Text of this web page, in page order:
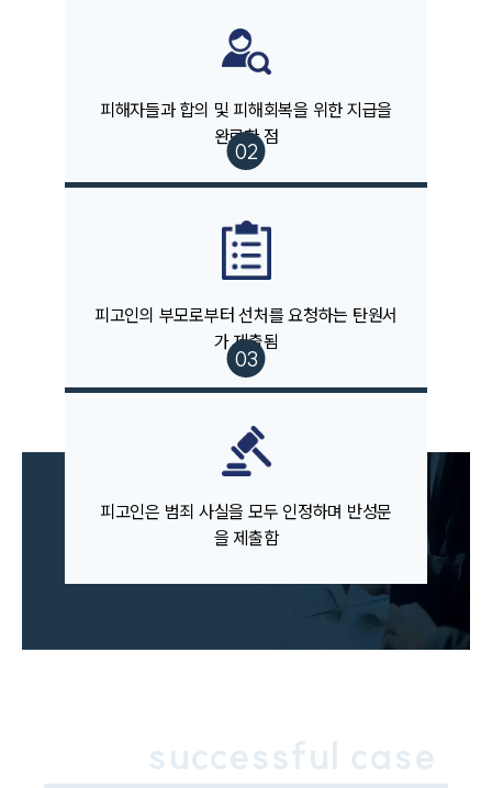
업무사례
주요 업무사례
사례분석/최신동향
법률정보
법률지식인
고객후기
업무분야
음주교통사고대응부 업무
전체
구성원 소개
음주운전·교통사고전문변호사추천
소식/자료
공지사항
뉴스레터/브로슈어
대륜법률상담예약
피해자들과 합의 및 피해회복을 위한 지급을
완료한 점
피고인의 부모로부터 선처를 요청하는 탄원서
가 제출됨
피고인은 범죄 사실을 모두 인정하며 반성문
을 제출함
successful case